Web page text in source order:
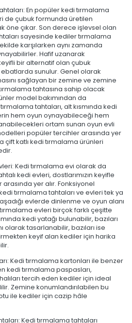
En popüler kedi tırmalama
de çubuk formunda üretilen
öne çıkar. Son derece işlevsel olan
sayesinde kediler tırmalama
karşılarken aynı zamanda
Hafif uzanarak
bir alternatif olan çubuk
ebatlarda sunulur. Genel olarak
sağlayan bir zemine ve zemine
tahtasına sahip olacak
model bakımından da
tahtaları, alt kısmında kedi
hem oyun oynayabileceği hem
ortam sunan oyun evli
popüler tercihler arasında yer
çift katlı kedi tırmalama ürünleri
Kedi tırmalama evi olarak da
kedi evleri, dostlarımızın keyifle
yer alır. Fonksiyonel
tırmalama tahtaları ve evleri tek ya
evlerde dinlenme ve oyun alanı
evleri birçok farklı çeşitte
kedi yatağı bulunabilir, bazıları
olarak tasarlanabilir, bazıları ise
keyif alan kediler için harika
Kedi tırmalama kartonları ile benzer
kedi tırmalama paspasları,
tercih eden kediler için ideal
Zemine konumlandırılabilen bu
ile kediler için cazip hâle
Kedi tırmalama tahtaları